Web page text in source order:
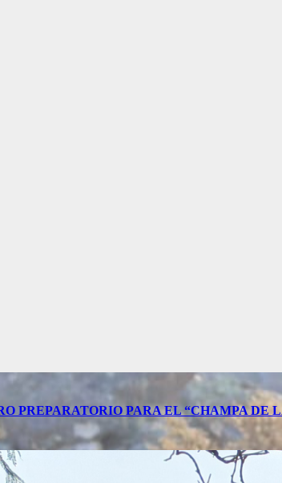
PREPARATORIO PARA EL “CHAMPA DE